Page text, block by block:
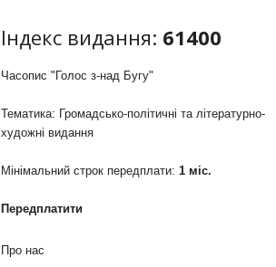
Індекс видання: 61400
Часопис "Голос з-над Бугу"
Тематика: Громадсько-політичні та літературно-
художні видання
Мінімальний строк передплати: 1 міс.
Передплатити
Про нас